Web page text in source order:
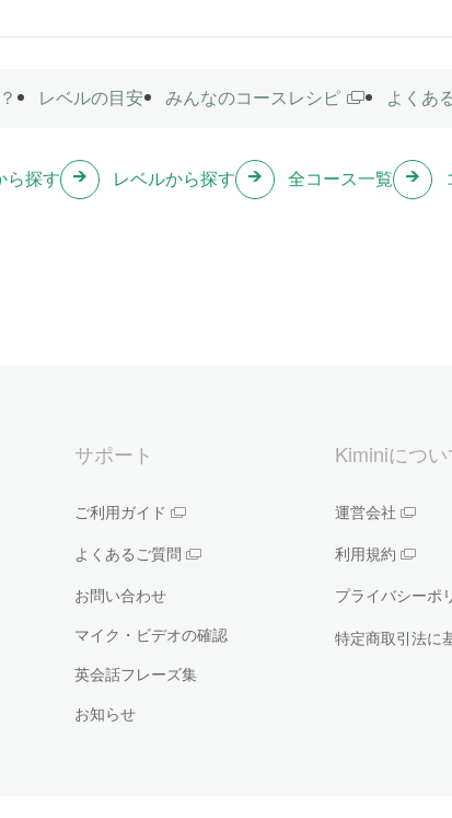
レベルの目安 みんなのコースレシピ よくあ
ら探す レベルから探す 全コース一覧
サポート
ご利用ガイド
よくあるご質問
お問い合わせ
マイク・ビデオの確認
英会話フレーズ集
お知らせ
Kiminiについ
運営会社
利用規約
プライバシーポ
特定商取引法に